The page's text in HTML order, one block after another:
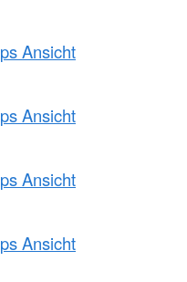
Ansicht
Ansicht
Ansicht
Ansicht